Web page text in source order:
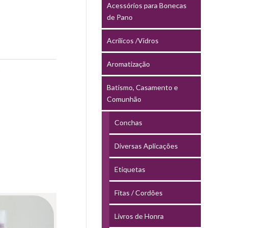
Acessórios para Bonecas
de Pano
Acrílicos /Vidros
Aromatização
Batismo, Casamento e
Comunhão
Conchas
Diversas Aplicações
Etiquetas
Fitas / Cordões
Livros de Honra